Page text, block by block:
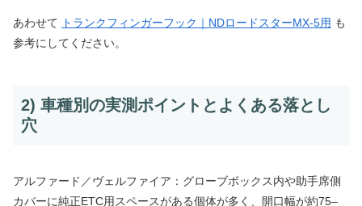
あわせて トランクフィンガーフック｜NDロードスターMX-5用 も
参考にしてください。
2) 車種別の実測ポイントとよくある落とし
穴
アルファード／ヴェルファイア：グローブボックス内や助手席側
カバーに純正ETC用スペースがある個体が多く、開口幅が約75–